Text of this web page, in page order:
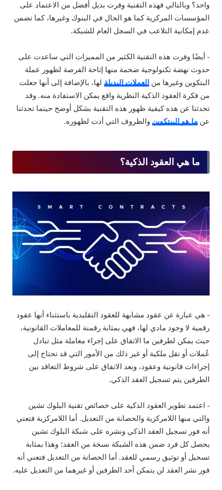
واحد؟ وبالتالي فهذه التقنية وفرت بديل أفضل من الاعتماد على
المؤسسات المركزية كما هو الحال في البنوك وغيرها، كما تضمن
عدم إمكانية التلاعب في السجل العام للشبكة.
- أيضًا وفرت هذه التقنية الكثير من المميزات التي ساعدت على
حدوث نهضة تكنولوجية ضخمة منها إتاحة الفرصة لظهور عملة
البتكوين وغيرها من العملات البديلة لها، بالإضافة إلى أنها جعلت
من فكرة العقود الذكية النظرية واقع يمكن الاستفادة منه. وقد
تحدثنا عن هذه كيفية ظهور هذه التقنية بشكل أوضح حينما تحدثنا
عن ما هو البيتكوين والظروف التي أدت لظهوره.
ما هي العقود الذكية؟
- هي عبارة عن عقود مشابهة للعقود التقليدية باستثناء أنها عقود
رقمية لا وجود مادي لها، فهي بمثابة رقمنة للمعاملات القانونية،
حيث يمكن لطرفين ما الاتفاق على إجراء معاملة مثل تبادل
عُملات أو نقل ملكية أو غير ذلك من الأمور التي قد تحتاج إلى
إجراءات قانونية وعقود، وبعد الاتفاق على شروط التعاقد بين
الطرفين يتم تسجيل العقد الذكي.
- اعتمد تطوير العقود الذكية على خصائص تقنية البلوك تشين
والتي منها اللامركزية والحصانة من التعديل. أما اللامركزية فتعني
أنه فور تسجيل العقد الذكي ونشره على شبكة البلوك تشين
يحصل كل فرد ضمن هذه الشبكة نسخة من العقد؛ وهذا بمثابة
تسجيل أو توثيق رسمي للعقد. أما الحصانة من التعديل فتعني أنه
فور نشر العقد لن يتمكن أحد الطرفين أو غيرهما من التعديل عليه.